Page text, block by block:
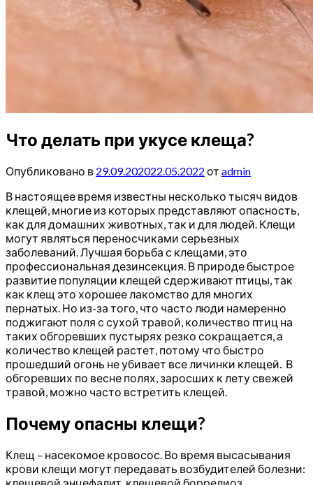
Что делать при укусе клеща?
Опубликовано в 29.09.202022.05.2022 от admin
В настоящее время известны несколько тысяч видов
клещей, многие из которых представляют опасность,
как для домашних животных, так и для людей. Клещи
могут являться переносчиками серьезных
заболеваний. Лучшая борьба с клещами, это
профессиональная дезинсекция. В природе быстрое
развитие популяции клещей сдерживают птицы, так
как клещ это хорошее лакомство для многих
пернатых. Но из-за того, что часто люди намеренно
поджигают поля с сухой травой, количество птиц на
таких обгоревших пустырях резко сокращается, а
количество клещей растет, потому что быстро
прошедший огонь не убивает все личинки клещей. В
обгоревших по весне полях, заросших к лету свежей
травой, можно часто встретить клещей.
Почему опасны клещи?
Клещ – насекомое кровосос. Во время высасывания
крови клещи могут передавать возбудителей болезни:
клещевой энцефалит, клещевой боррелиоз,